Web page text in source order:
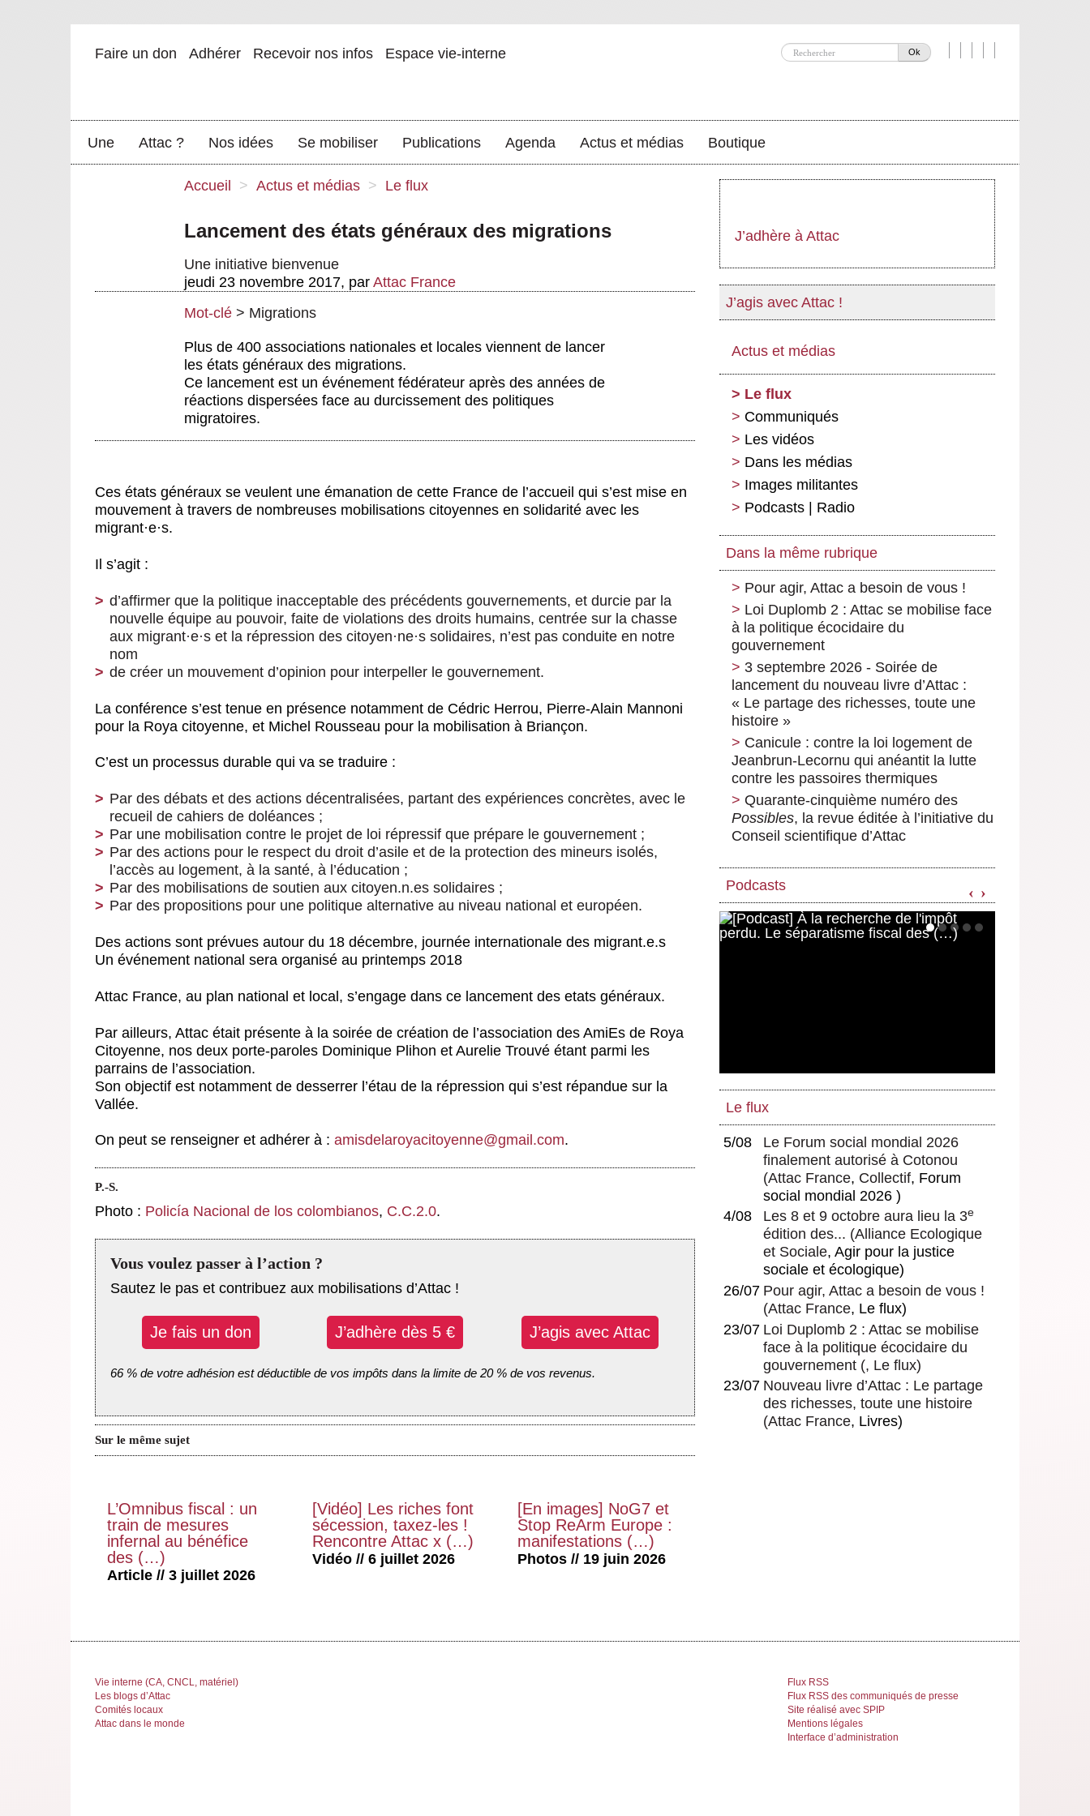
Ok
Faire un don Adhérer Recevoir nos infos Espace vie-interne
Une Attac ? Nos idées Se mobiliser Publications Agenda Actus et médias Boutique
Accueil > Actus et médias > Le flux
Lancement des états généraux des migrations
Une initiative bienvenue
jeudi 23 novembre 2017, par Attac France
Mot-clé > Migrations
Plus de 400 associations nationales et locales viennent de lancer
les états généraux des migrations.
Ce lancement est un événement fédérateur après des années de
réactions dispersées face au durcissement des politiques
migratoires.
Ces états généraux se veulent une émanation de cette France de l’accueil qui s’est mise en
mouvement à travers de nombreuses mobilisations citoyennes en solidarité avec les
migrant·e·s.
Il s’agit :
d’affirmer que la politique inacceptable des précédents gouvernements, et durcie par la
nouvelle équipe au pouvoir, faite de violations des droits humains, centrée sur la chasse
aux migrant·e·s et la répression des citoyen·ne·s solidaires, n’est pas conduite en notre
nom
de créer un mouvement d’opinion pour interpeller le gouvernement.
La conférence s’est tenue en présence notamment de Cédric Herrou, Pierre-Alain Mannoni
pour la Roya citoyenne, et Michel Rousseau pour la mobilisation à Briançon.
C’est un processus durable qui va se traduire :
Par des débats et des actions décentralisées, partant des expériences concrètes, avec le
recueil de cahiers de doléances ;
Par une mobilisation contre le projet de loi répressif que prépare le gouvernement ;
Par des actions pour le respect du droit d’asile et de la protection des mineurs isolés,
l’accès au logement, à la santé, à l’éducation ;
Par des mobilisations de soutien aux citoyen.n.es solidaires ;
Par des propositions pour une politique alternative au niveau national et européen.
Des actions sont prévues autour du 18 décembre, journée internationale des migrant.e.s
Un événement national sera organisé au printemps 2018
Attac France, au plan national et local, s’engage dans ce lancement des etats généraux.
Par ailleurs, Attac était présente à la soirée de création de l’association des AmiEs de Roya
Citoyenne, nos deux porte-paroles Dominique Plihon et Aurelie Trouvé étant parmi les
parrains de l’association.
Son objectif est notamment de desserrer l’étau de la répression qui s’est répandue sur la
Vallée.
On peut se renseigner et adhérer à : amisdelaroyacitoyenne@gmail.com.
P.-S.
Photo : Policía Nacional de los colombianos, C.C.2.0.
Vous voulez passer à l’action ?
Sautez le pas et contribuez aux mobilisations d’Attac !
Je fais un don J’adhère dès 5 € J’agis avec Attac
66 % de votre adhésion est déductible de vos impôts dans la limite de 20 % de vos revenus.
Sur le même sujet
L’Omnibus fiscal : un
train de mesures
infernal au bénéfice
des (…)
Article // 3 juillet 2026
[Vidéo] Les riches font
sécession, taxez-les !
Rencontre Attac x (…)
Vidéo // 6 juillet 2026
[En images] NoG7 et
Stop ReArm Europe :
manifestations (…)
Photos // 19 juin 2026
J’adhère à Attac
J’agis avec Attac !
Actus et médias
Le flux
Communiqués
Les vidéos
Dans les médias
Images militantes
Podcasts | Radio
Dans la même rubrique
Pour agir, Attac a besoin de vous !
Loi Duplomb 2 : Attac se mobilise face
à la politique écocidaire du
gouvernement
3 septembre 2026 - Soirée de
lancement du nouveau livre d’Attac :
« Le partage des richesses, toute une
histoire »
Canicule : contre la loi logement de
Jeanbrun-Lecornu qui anéantit la lutte
contre les passoires thermiques
Quarante-cinquième numéro des
Possibles, la revue éditée à l’initiative du
Conseil scientifique d’Attac
Podcasts ‹ ›
Le flux
5/08
Le Forum social mondial 2026
finalement autorisé à Cotonou
(Attac France, Collectif, Forum
social mondial 2026 )
4/08
Les 8 et 9 octobre aura lieu la 3e
édition des... (Alliance Ecologique
et Sociale, Agir pour la justice
sociale et écologique)
26/07 Pour agir, Attac a besoin de vous !
(Attac France, Le flux)
23/07 Loi Duplomb 2 : Attac se mobilise
face à la politique écocidaire du
gouvernement (, Le flux)
23/07 Nouveau livre d’Attac : Le partage
des richesses, toute une histoire
(Attac France, Livres)
Vie interne (CA, CNCL, matériel)
Les blogs d’Attac
Comités locaux
Attac dans le monde
Flux RSS
Flux RSS des communiqués de presse
Site réalisé avec SPIP
Mentions légales
Interface d’administration